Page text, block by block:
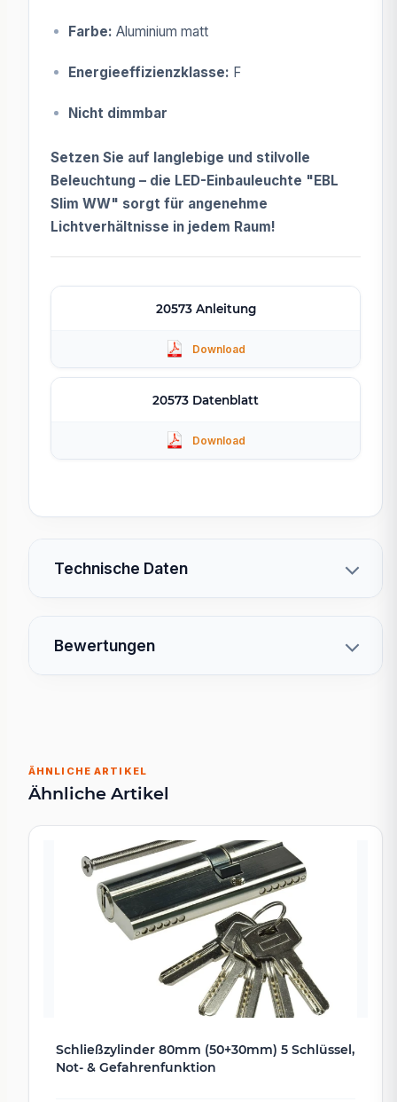
Farbe: Aluminium matt
Energieeffizienzklasse: F
Nicht dimmbar
Setzen Sie auf langlebige und stilvolle
Beleuchtung – die LED-Einbauleuchte "EBL
Slim WW" sorgt für angenehme
Lichtverhältnisse in jedem Raum!
20573 Anleitung
20573 Datenblatt
Technische Daten
Bewertungen
ÄHNLICHE ARTIKEL
Ähnliche Artikel
Schließzylinder 80mm (50+30mm) 5 Schlüssel,
Not- & Gefahrenfunktion